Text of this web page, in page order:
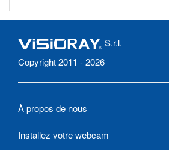
S.r.l.
Copyright 2011 - 2026
À propos de nous
Installez votre webcam